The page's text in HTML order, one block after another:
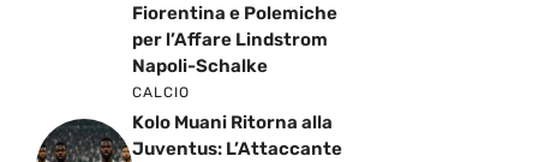
Fiorentina e Polemiche
per l’Affare Lindstrom
Napoli-Schalke
CALCIO
Kolo Muani Ritorna alla
Juventus: L’Attaccante